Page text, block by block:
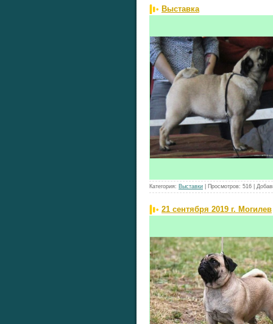
Выставка
Категория: Выставки Просмотров: 516
21 сентября 2019 г. Могилев